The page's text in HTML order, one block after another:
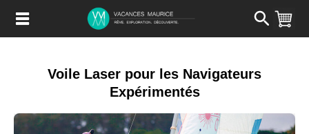
Contenu
Voile Laser pour les Navigateurs
Expérimentés